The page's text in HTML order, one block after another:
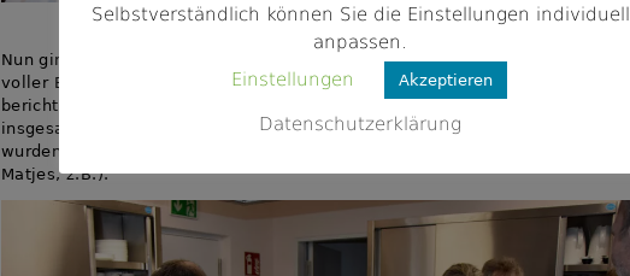
Nun ging es an die Weiterverarbeitung. In Gruppen eingeteilt machten sich
voller Eifer und konzentriert ans Werk. Über all diese Schritte konkret zu
berichten, würde den Rahmen bei weitem sprengen – denn es wurden
insgesamt 12 Rezepte direkt in die Tat umgesetzt! Zwei weitere Gerichte
wurden von Gabi Rauch vorbereitet, da diese länger ziehen mussten
Matjes, z.B.).
Selbstverständlich können Sie die Einstellungen individuell
anpassen.
Einstellungen
Akzeptieren
Datenschutzerklärung